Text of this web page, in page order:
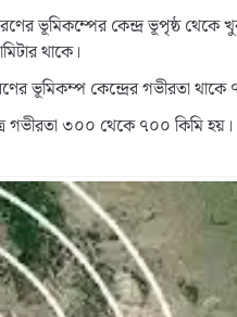
ভূমিকম্পের কেন্দ্র ভূপৃষ্ঠ থেকে
থাকে।
ভূমিকম্প কেন্দ্রের গভীরতা
গভীরতা ৩০০ থেকে ৭০০ কিমি হয়।